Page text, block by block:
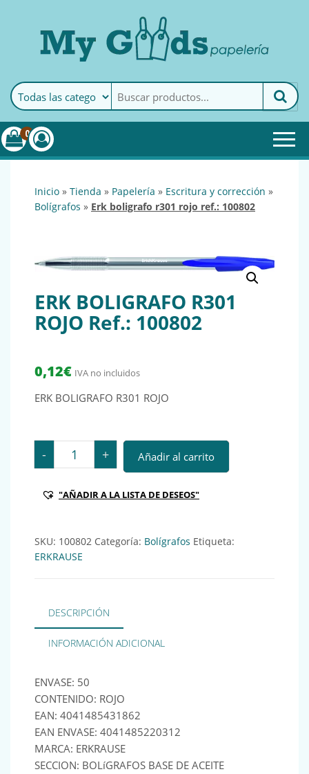
MyGoods · PapeleríaMy Goods es tu papelería
online de confianza. Podrás
encontrar todo lo necesario
0
inicio » tienda » papelería » escritura y corrección »
bolígrafos » erk boligrafo r301 rojo ref.: 100802
ERK BOLIGRAFO R301
ROJO Ref.: 100802
0,12€ IVA no incluidos
ERK BOLIGRAFO R301 ROJO
- ERK BOLIGRAFO R301 ROJO Ref.: 100802 cantidad
+ Añadir al carrito
"AÑADIR A LA LISTA DE DESEOS"
SKU: 100802 Categoría: Bolígrafos Etiqueta:
ERKRAUSE
DESCRIPCIÓN
INFORMACIÓN ADICIONAL
ENVASE: 50
CONTENIDO: ROJO
EAN: 4041485431862
EAN ENVASE: 4041485220312
MARCA: ERKRAUSE
SECCION: BOLíGRAFOS BASE DE ACEITE